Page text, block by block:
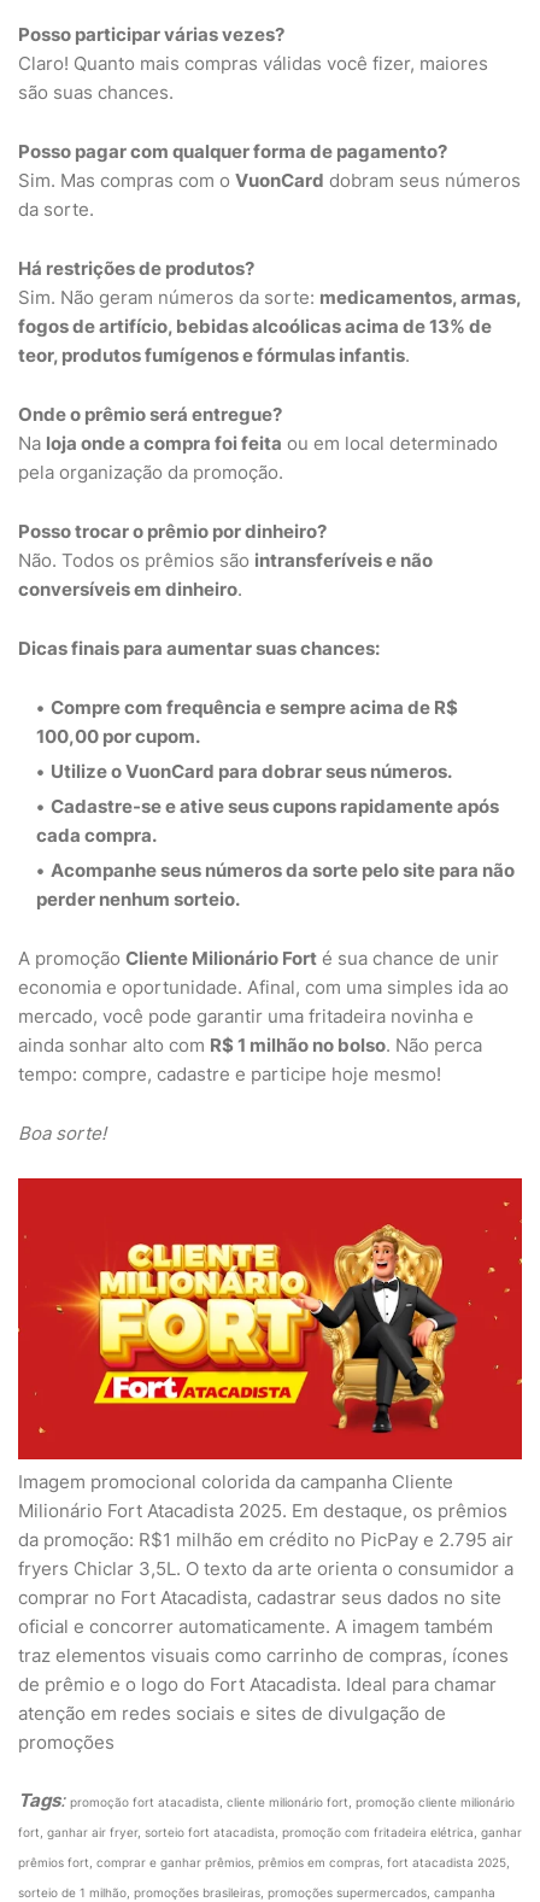
Posso participar várias vezes?
Claro! Quanto mais compras válidas você fizer, maiores
são suas chances.
Posso pagar com qualquer forma de pagamento?
Sim. Mas compras com o VuonCard dobram seus números
da sorte.
Há restrições de produtos?
Sim. Não geram números da sorte: medicamentos, armas,
fogos de artifício, bebidas alcoólicas acima de 13% de
teor, produtos fumígenos e fórmulas infantis.
Onde o prêmio será entregue?
Na loja onde a compra foi feita ou em local determinado
pela organização da promoção.
Posso trocar o prêmio por dinheiro?
Não. Todos os prêmios são intransferíveis e não
conversíveis em dinheiro.
Dicas finais para aumentar suas chances:
Compre com frequência e sempre acima de R$
100,00 por cupom.
Utilize o VuonCard para dobrar seus números.
Cadastre-se e ative seus cupons rapidamenteapós
cada compra.
Acompanhe seus números da sorte pelo site para não
perder nenhum sorteio.
A promoção Cliente Milionário Fort é sua chance de unir
economia e oportunidade. Afinal, com uma simples ida ao
mercado, você pode garantir uma fritadeira novinha e
ainda sonhar alto com R$ 1 milhão no bolso. Não perca
tempo: compre, cadastre e participe hoje mesmo!
Boa sorte!
Imagem promocional colorida da campanha Cliente
Milionário Fort Atacadista 2025. Em destaque, os prêmios
da promoção: R$1 milhão em crédito no PicPay e 2.795 air
fryers Chiclar 3,5L. O texto da arte orienta o consumidor a
comprar no Fort Atacadista, cadastrar seus dados no site
oficial e concorrer automaticamente. A imagem também
traz elementos visuais como carrinho de compras, ícones
de prêmio e o logo do Fort Atacadista. Ideal para chamar
atenção em redes sociais e sites de divulgação de
promoções
Tags: promoção fort atacadista, cliente milionário fort, promoção cliente milionário
fort, ganhar air fryer, sorteio fort atacadista, promoção com fritadeira elétrica, ganhar
prêmios fort, comprar e ganhar prêmios, prêmios em compras, fort atacadista 2025,
sorteio de 1 milhão, promoções brasileiras, promoções supermercados, campanha